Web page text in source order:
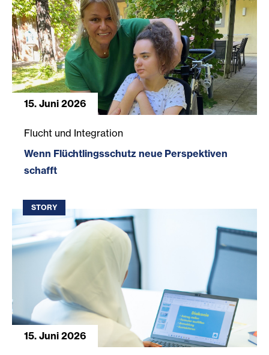
15. Juni 2026
Flucht und Integration
Wenn Flüchtlingsschutz neue Perspektiven
schafft
STORY
15. Juni 2026